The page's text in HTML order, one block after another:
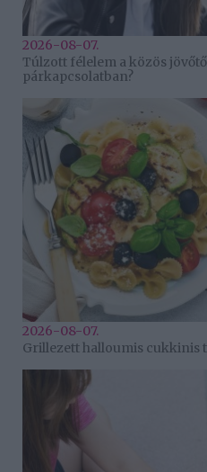
2026-08-07.
Túlzott félelem a közös
párkapcsolatban?
2026-08-07.
Grillezett halloumis cukkinis